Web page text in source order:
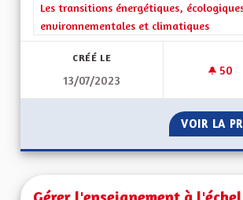
Filtrer les résultats de la catégorie :
Les transitions énergétiques,
environnementales et climatiques
CRÉÉ LE
13/07/2023
50
VOIR LA